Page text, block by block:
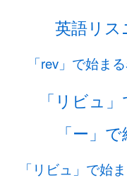
英語リス
「rev」で始ま
「リビュ
「ー」
「リビュ」で始